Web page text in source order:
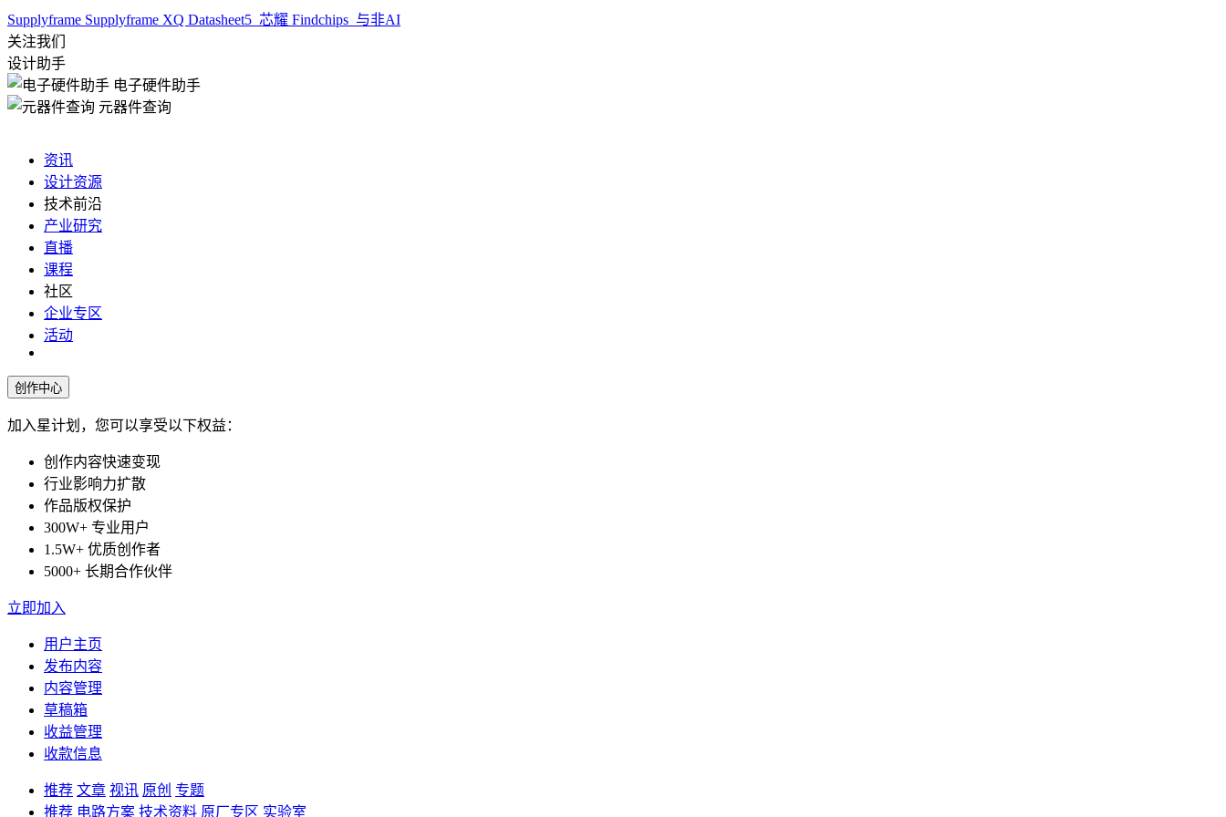
Supplyframe Supplyframe XQ Datasheet5 芯耀 Findchips 与非AI
关注我们
设计助手
电子硬件助手
元器件查询
资讯
设计资源
技术前沿
产业研究
直播
课程
社区
企业专区
活动
创作中心
加入星计划，您可以享受以下权益：
创作内容快速变现
行业影响力扩散
作品版权保护
300W+ 专业用户
1.5W+ 优质创作者
5000+ 长期合作伙伴
立即加入
用户主页
发布内容
内容管理
草稿箱
收益管理
收款信息
推荐 文章 视讯 原创 专题
推荐 电路方案 技术资料 原厂专区 实验室